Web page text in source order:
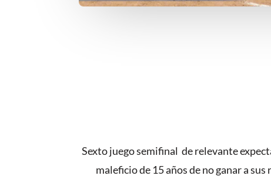
Sexto juego semifinal de relevante
maleficio de 15 años de no ganar a